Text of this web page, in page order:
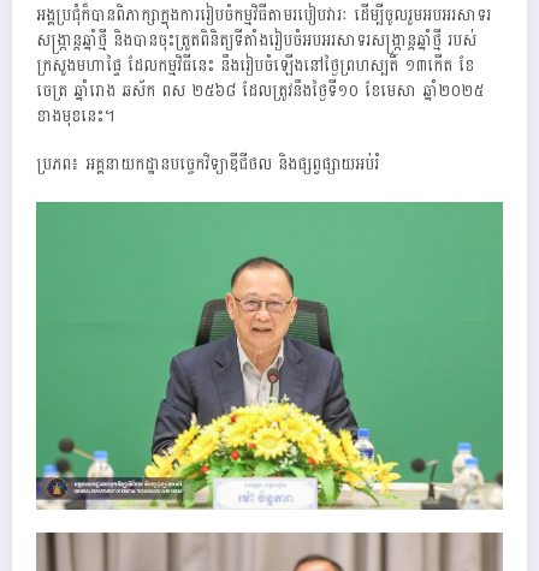
អង្គប្រជុំក៏បានពិភាក្សាក្នុងការរៀបចំកម្មវិធីតាមរបៀបវារៈ ដើម្បីចូលរួមអបអរសាទរ
សង្ក្រាន្តឆ្នាំថ្មី និងបានចុះត្រួតពិនិត្យទីតាំងរៀបចំអបអរសាទរសង្ក្រាន្តឆ្នាំថ្មី របស់
ក្រសួងមហាផ្ទៃ ដែលកម្មវិធីនេះ នឹងរៀបចំឡើងនៅថ្ងៃព្រហស្បតិ៍ ១៣កេីត ខែ
ចេត្រ ឆ្នាំរោង ឆស័ក ពស ២៥៦៨ ដែលត្រូវនឹងថ្ងៃទី១០ ខែមេសា ឆ្នាំ២០២៥
ខាងមុខនេះ។
ប្រភព៖ អគ្គនាយកដ្ឋានបច្ចេកវិទ្យាឌីជីថល និងផ្សព្វផ្សាយអប់រំ